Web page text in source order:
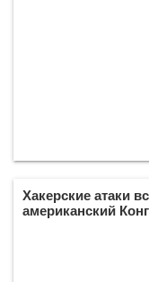
Хакерские атаки
американский